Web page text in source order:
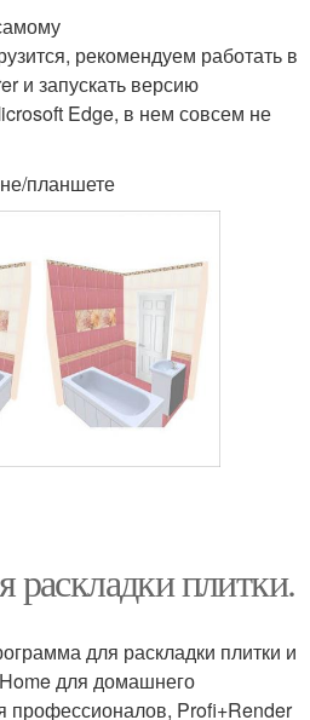
рекомендуем работать в
и запускать версию
Edge, в нем совсем не
планшете
плитки.
для раскладки плитки и
для домашнего
профессионалов, Profi+Render